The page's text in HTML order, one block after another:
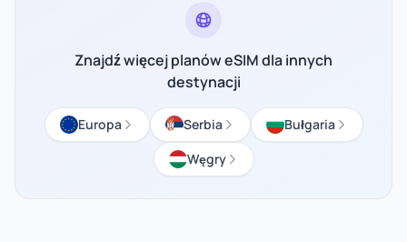
Znajdź więcej planów eSIM dla innych
destynacji
Europa Serbia
Bułgaria
Węgry